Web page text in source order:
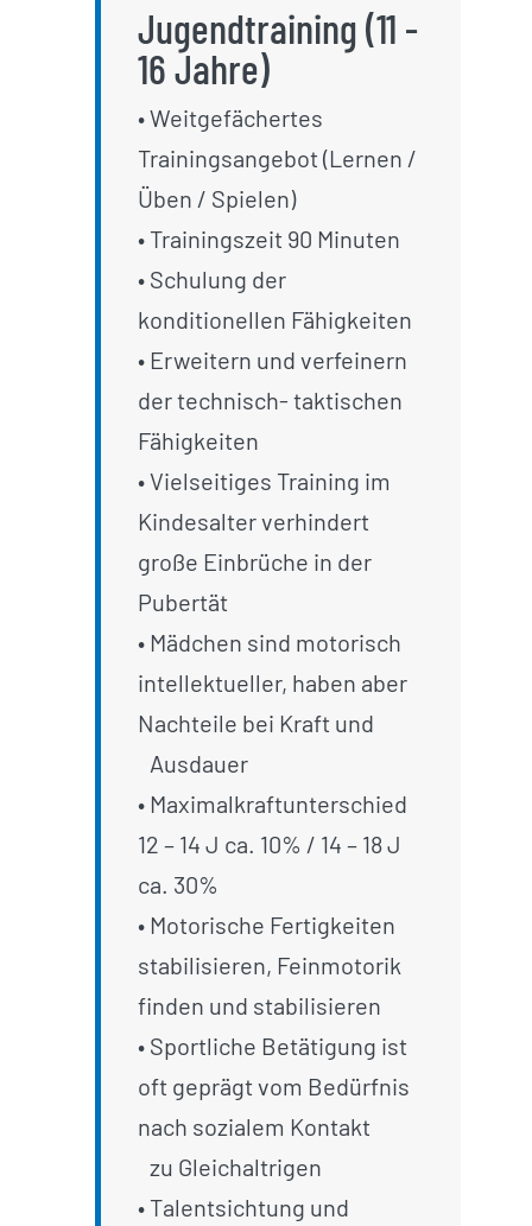
Jugendtraining (11 -
16 Jahre)
• Weitgefächertes
Trainingsangebot (Lernen /
Üben / Spielen)
• Trainingszeit 90 Minuten
• Schulung der
konditionellen Fähigkeiten
• Erweitern und verfeinern
der technisch- taktischen
Fähigkeiten
• Vielseitiges Training im
Kindesalter verhindert
große Einbrüche in der
Pubertät
• Mädchen sind motorisch
intellektueller, haben aber
Nachteile bei Kraft und
Ausdauer
• Maximalkraftunterschied
12 – 14 J ca. 10% / 14 – 18 J
ca. 30%
• Motorische Fertigkeiten
stabilisieren, Feinmotorik
finden und stabilisieren
• Sportliche Betätigung ist
oft geprägt vom Bedürfnis
nach sozialem Kontakt
zu Gleichaltrigen
• Talentsichtung und